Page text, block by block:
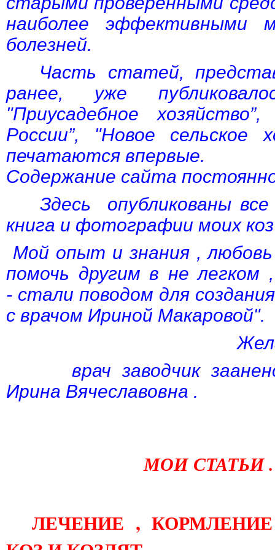
наиболее эффективными
болезней.
Часть статей,
ранее, уже
"Приусадебное
России”, "Новое сельское
печатаются впервые.
Содержание сайта
Здесь опубликованы
книга и фотографии моих
Мой опыт и знания ,
помочь другим в не
- стали поводом для
с врачом Ириной Макаровой".
Желаю Вам
врач заводчик
Ирина Вячеславовна .
МОИ СТАТЬИ
ЛЕЧЕНИЕ ,